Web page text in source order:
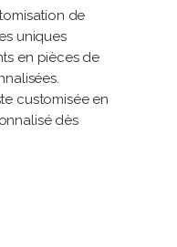
de
uniques
en pièces de
customisée en
dès